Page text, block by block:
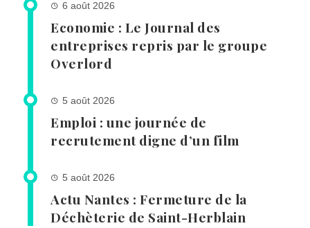
6 août 2026
Economie : Le Journal des
entreprises repris par le groupe
Overlord
5 août 2026
Emploi : une journée de
recrutement digne d’un film
5 août 2026
Actu Nantes : Fermeture de la
Déchèterie de Saint-Herblain